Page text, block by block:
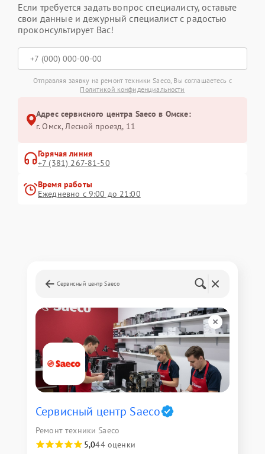
Если требуется задать вопрос специалисту, оставьте
свои данные и дежурный специалист с радостью
проконсультирует Вас!
Отправляя заявку на ремонт техники Saeco, Вы соглашаетесь с
Политикой конфиденциальности
Адрес сервисного центра Saeco в Омске:
г. Омск, ​Лесной проезд, 11
Горячая линия
+7 (381) 267-81-50
Время работы
Ежедневно с 9:00 до 21:00
Сервисный центр Saeco
Сервисный центр Saeco
Ремонт техники Saeco
5,044 оценки